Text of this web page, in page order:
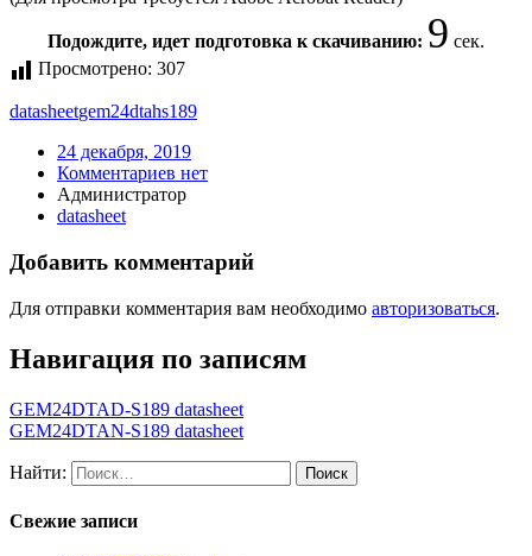
Подождите, идет подготовка к скачиванию: 9 сек.
Просмотрено: 307
datasheetgem24dtahs189
24 декабря, 2019
Комментариев нет
Администратор
datasheet
Добавить комментарий
Для отправки комментария вам необходимо авторизоваться.
Навигация по записям
GEM24DTAD-S189 datasheet
GEM24DTAN-S189 datasheet
Найти:
Свежие записи